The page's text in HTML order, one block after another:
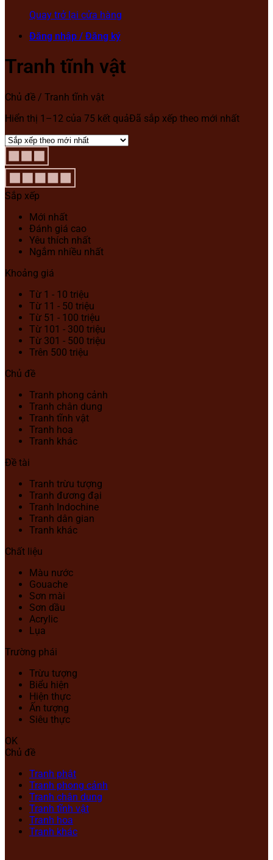
Quay trở lại cửa hàng
Đăng nhập / Đăng ký
Tranh tĩnh vật
Chủ đề / Tranh tĩnh vật
Hiển thị 1–12 của 75 kết quảĐã sắp xếp theo mới nhất
Sắp xếp
Mới nhất
Đánh giá cao
Yêu thích nhất
Ngắm nhiều nhất
Khoảng giá
Từ 1 - 10 triệu
Từ 11 - 50 triệu
Từ 51 - 100 triệu
Từ 101 - 300 triệu
Từ 301 - 500 triệu
Trên 500 triệu
Chủ đề
Tranh phong cảnh
Tranh chân dung
Tranh tĩnh vật
Tranh hoa
Tranh khác
Đề tài
Tranh trừu tượng
Tranh đương đại
Tranh Indochine
Tranh dân gian
Tranh khác
Chất liệu
Màu nước
Gouache
Sơn mài
Sơn dầu
Acrylic
Lụa
Trường phái
Trừu tượng
Biểu hiện
Hiện thực
Ấn tượng
Siêu thực
OK
Chủ đề
Tranh phật
Tranh phong cảnh
Tranh chân dung
Tranh tĩnh vật
Tranh hoa
Tranh khác